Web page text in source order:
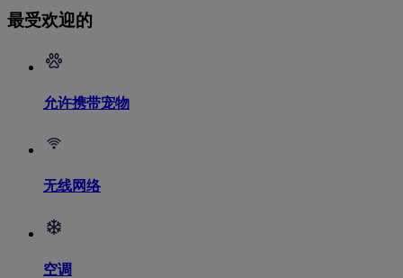
最受欢迎的
允许携带宠物
无线网络
空调